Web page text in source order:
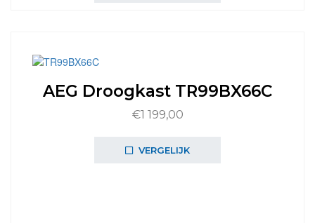
AEG Droogkast TR99BX66C
€1 199,00
VERGELIJK